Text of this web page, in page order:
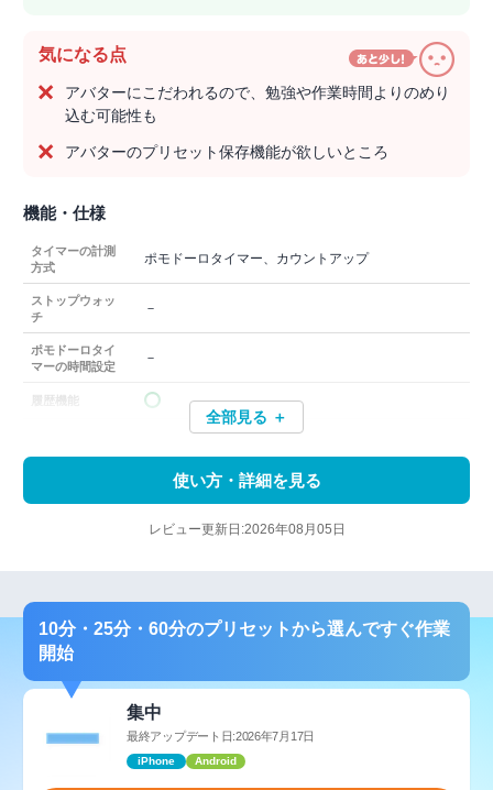
気になる点
アバターにこだわれるので、勉強や作業時間よりのめり
込む可能性も
アバターのプリセット保存機能が欲しいところ
機能・仕様
タイマーの計測
方式
ポモドーロタイマー、カウントアップ
ストップウォッ
チ
－
ポモドーロタイ
マーの時間設定
－
履歴機能
全部見る ＋
使い方・詳細を見る
レビュー更新日:2026年08月05日
10分・25分・60分のプリセットから選んですぐ作業
開始
集中
最終アップデート日:2026年7月17日
iPhone Android